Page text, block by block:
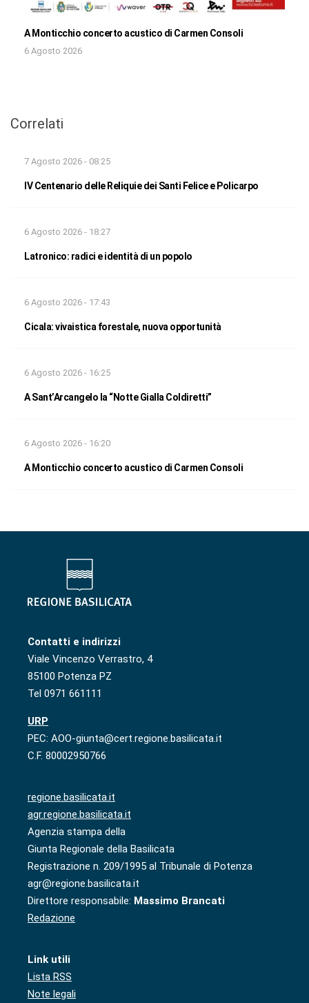
A Monticchio concerto acustico di Carmen Consoli
6 Agosto 2026
Correlati
7 Agosto 2026 - 08:25
IV Centenario delle Reliquie dei Santi Felice e Policarpo
6 Agosto 2026 - 18:27
Latronico: radici e identità di un popolo
6 Agosto 2026 - 17:43
Cicala: vivaistica forestale, nuova opportunità
6 Agosto 2026 - 16:25
A Sant’Arcangelo la “Notte Gialla Coldiretti”
6 Agosto 2026 - 16:20
A Monticchio concerto acustico di Carmen Consoli
Contatti e indirizzi
Viale Vincenzo Verrastro, 4
85100 Potenza PZ
Tel 0971 661111
URP
PEC: AOO-giunta@cert.regione.basilicata.it
C.F. 80002950766
regione.basilicata.it
agr.regione.basilicata.it
Agenzia stampa della
Giunta Regionale della Basilicata
Registrazione n. 209/1995 al Tribunale di Potenza
agr@regione.basilicata.it
Direttore responsabile: Massimo Brancati
Redazione
Link utili
Lista RSS
Note legali